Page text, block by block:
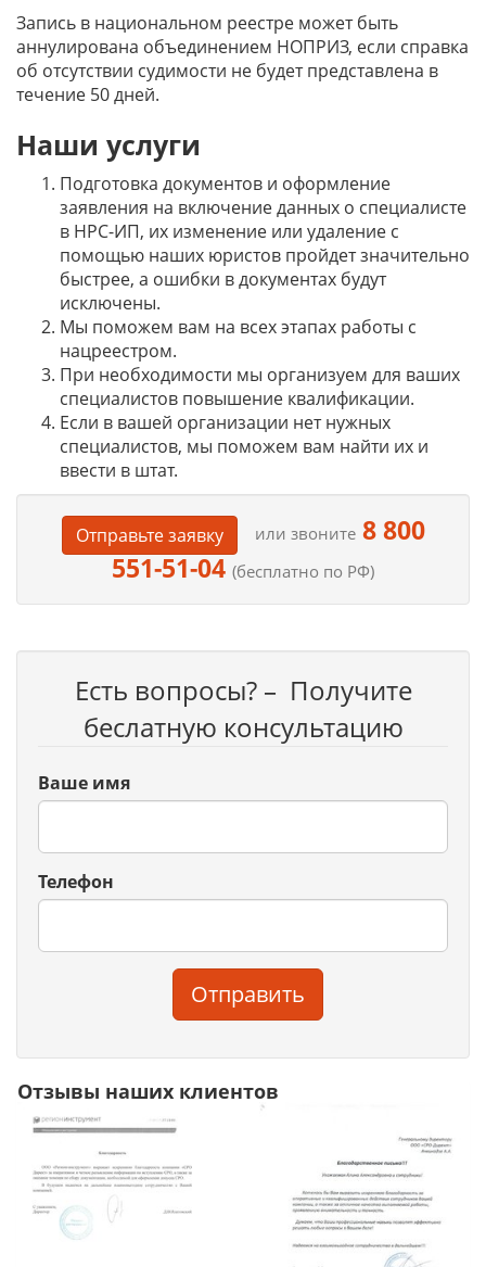
Запись в национальном реестре может быть
аннулирована объединением НОПРИЗ, если справка
об отсутствии судимости не будет представлена в
течение 50 дней.
Наши услуги
Подготовка документов и оформление
заявления на включение данных о специалисте
в НРС-ИП, их изменение или удаление с
помощью наших юристов пройдет значительно
быстрее, а ошибки в документах будут
исключены.
Мы поможем вам на всех этапах работы с
нацреестром.
При необходимости мы организуем для ваших
специалистов повышение квалификации.
Если в вашей организации нет нужных
специалистов, мы поможем вам найти их и
ввести в штат.
Отправьте заявку или звоните8 800
551-51-04 (бесплатно по РФ)
Есть вопросы? – Получите
беслатную консультацию
Ваше имя
Телефон
Отправить
Отзывы наших клиентов